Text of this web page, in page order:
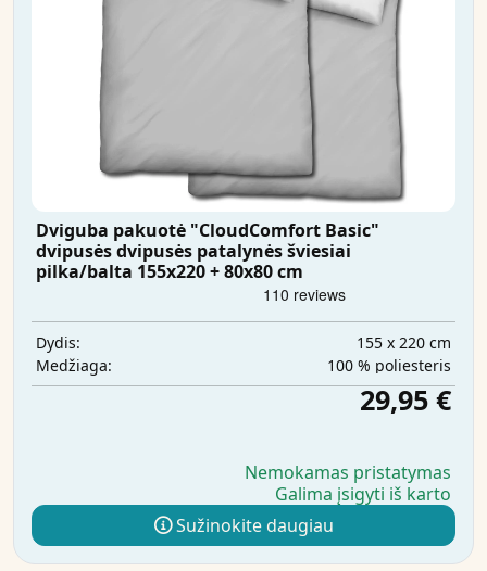
Dviguba pakuotė "CloudComfort Basic"
dvipusės dvipusės patalynės šviesiai
pilka/balta 155x220 + 80x80 cm
Dydis:
155 x 220 cm
Medžiaga:
100 % poliesteris
29,95 €
Nemokamas pristatymas
Galima įsigyti iš karto
Sužinokite daugiau